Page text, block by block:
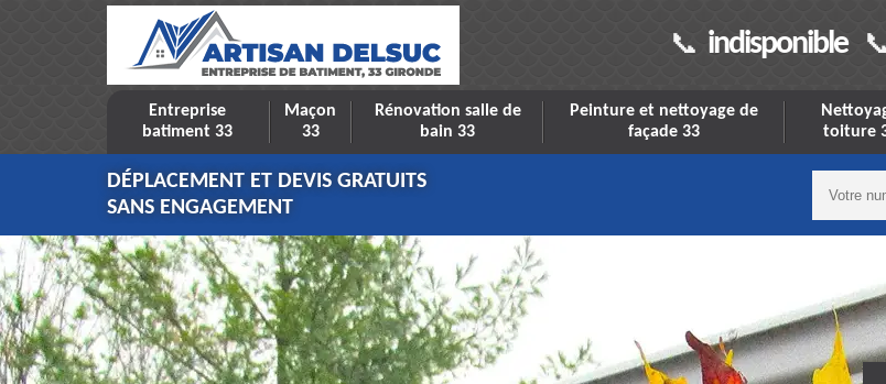
indisponible
Entreprise
batiment 33
Maçon
33
Rénovation salle de
bain 33
Peinture et nettoyage de
façade 33
toiture
DÉPLACEMENT ET DEVIS GRATUITS
SANS ENGAGEMENT